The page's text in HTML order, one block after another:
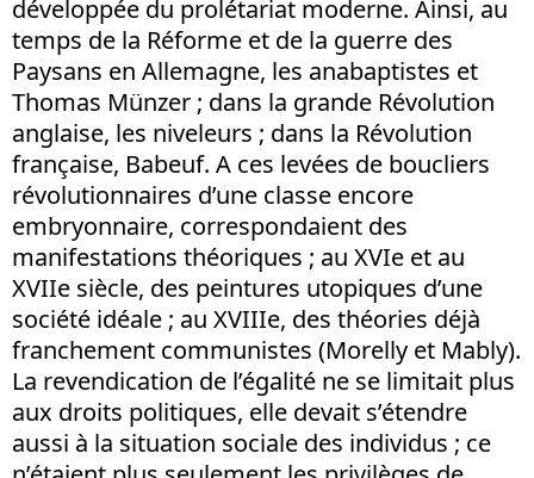
développée du prolétariat moderne. Ainsi, au
temps de la Réforme et de la guerre des
Paysans en Allemagne, les anabaptistes et
Thomas Münzer ; dans la grande Révolution
anglaise, les niveleurs ; dans la Révolution
française, Babeuf. A ces levées de boucliers
révolutionnaires d’une classe encore
embryonnaire, correspondaient des
manifestations théoriques ; au XVIe et au
XVIIe siècle, des peintures utopiques d’une
société idéale ; au XVIIIe, des théories déjà
franchement communistes (Morelly et Mably).
La revendication de l’égalité ne se limitait plus
aux droits politiques, elle devait s’étendre
aussi à la situation sociale des individus ; ce